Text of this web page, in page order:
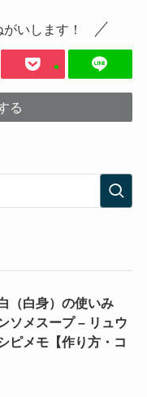
いします！
る
（白身）の使いみ
ソメスープ – リュウ
ピメモ【作り方・コ